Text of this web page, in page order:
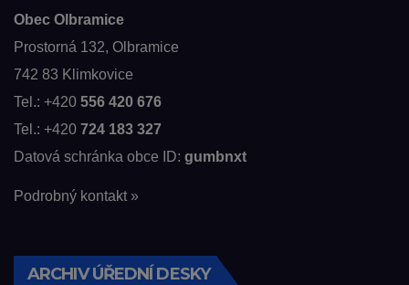
Obec Olbramice
Prostorná 132, Olbramice
742 83 Klimkovice
Tel.: +420 556 420 676
Tel.: +420 724 183 327
Datová schránka obce ID: gumbnxt
Podrobný kontakt »
ARCHIV ÚŘEDNÍ DESKY